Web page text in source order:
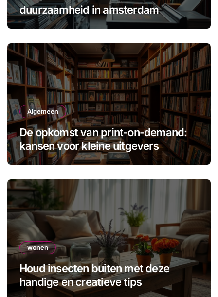
duurzaamheid in amsterdam
Algemeen
De opkomst van print-on-demand:
kansen voor kleine uitgevers
wonen
Houd insecten buiten met deze
handige en creatieve tips